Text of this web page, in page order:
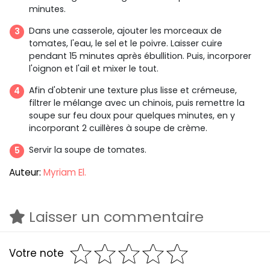
minutes.
Dans une casserole, ajouter les morceaux de
tomates, l'eau, le sel et le poivre. Laisser cuire
pendant 15 minutes après ébullition. Puis, incorporer
l'oignon et l'ail et mixer le tout.
Afin d'obtenir une texture plus lisse et crémeuse,
filtrer le mélange avec un chinois, puis remettre la
soupe sur feu doux pour quelques minutes, en y
incorporant 2 cuillères à soupe de crème.
Servir la soupe de tomates.
Auteur: Myriam El.
Laisser un commentaire
Votre note